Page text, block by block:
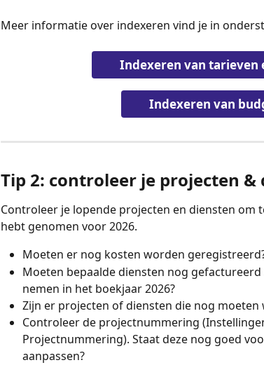
Meer informatie over indexeren vind je in
Indexeren van tarieven
Indexeren van
Tip 2: controleer je projecten &
Controleer je lopende projecten en diensten om
hebt genomen voor 2026.
Moeten er nog kosten worden
Moeten bepaalde diensten nog
nemen in het boekjaar 2026?
Zijn er projecten of diensten die nog moeten
Controleer de projectnummering
Projectnummering). Staat deze nog goed
aanpassen?